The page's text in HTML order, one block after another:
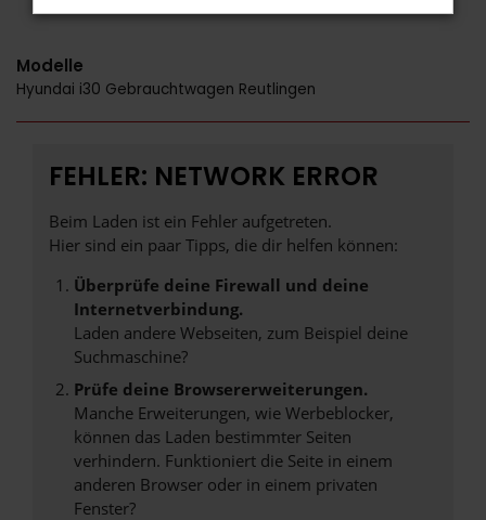
Modelle
Hyundai i30 Gebrauchtwagen Reutlingen
FEHLER: NETWORK ERROR
Beim Laden ist ein Fehler aufgetreten.
Hier sind ein paar Tipps, die dir helfen können:
Überprüfe deine Firewall und deine
Internetverbindung.
Laden andere Webseiten, zum Beispiel deine
Suchmaschine?
Prüfe deine Browsererweiterungen.
Manche Erweiterungen, wie Werbeblocker,
können das Laden bestimmter Seiten
verhindern. Funktioniert die Seite in einem
anderen Browser oder in einem privaten
Fenster?